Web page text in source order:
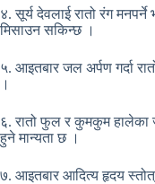
४. सूर्य देवलाई रातो रंग
मिसाउन सकिन्छ ।
५. आइतबार जल अर्पण गर्दा
।
६. रातो फुल र कुमकुम हालेका
हुने मान्यता छ ।
७. आइतबार आदित्य हृदय